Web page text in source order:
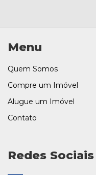
Menu
Quem Somos
Compre um Imóvel
Alugue um Imóvel
Contato
Redes Sociais